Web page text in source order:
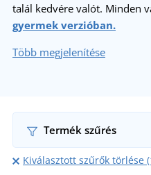
talál kedvére valót. Minden
gyermek verzióban.
Több megjelenítése
Termék szűrés
Kiválasztott szűrők törlése